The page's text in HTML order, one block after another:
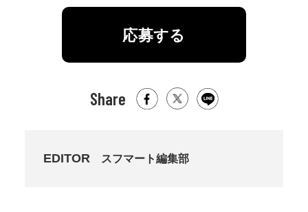
応募する
Share
EDITOR スフマート編集部